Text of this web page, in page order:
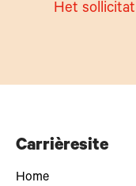
Het
Carrièresite
Home